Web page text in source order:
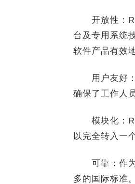
开放性：R/3
台及专用系统
软件产品有效
用户友好：
确保了工作人
模块化：R/3
以完全转入一
可靠：作为
多的国际标准。